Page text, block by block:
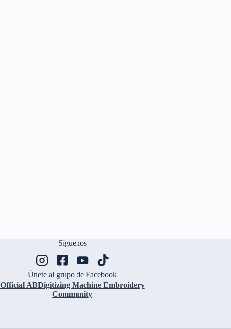
Síguenos
Únete al grupo de Facebook
Official ABDigitizing Machine Embroidery
Community